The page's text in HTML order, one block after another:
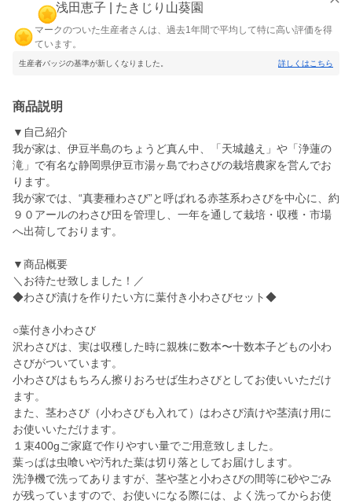
浅田恵子 | たきじり山葵園
マークのついた生産者さんは、過去1年間で平均して特に高い評価を得
ています。
生産者バッジの基準が新しくなりました。 詳しくはこちら
商品説明
▼自己紹介
我が家は、伊豆半島のちょうど真ん中、「天城越え」や「浄蓮の
滝」で有名な静岡県伊豆市湯ヶ島でわさびの栽培農家を営んでお
ります。
我が家では、“真妻種わさび”と呼ばれる赤茎系わさびを中心に、約
９０アールのわさび田を管理し、一年を通して栽培・収穫・市場
へ出荷しております。
▼商品概要
＼お待たせ致しました！／
◆わさび漬けを作りたい方に葉付き小わさびセット◆
○葉付き小わさび
沢わさびは、実は収穫した時に親株に数本〜十数本子どもの小わ
さびがついています。
小わさびはもちろん擦りおろせば生わさびとしてお使いいただけ
ます。
また、茎わさび（小わさびも入れて）はわさび漬けや茎漬け用に
お使いいただけます。
１束400gご家庭で作りやすい量でご用意致しました。
葉っぱは虫喰いや汚れた葉は切り落としてお届けします。
洗浄機で洗ってありますが、茎や茎と小わさびの間等に砂やごみ
が残っていますので、お使いになる際には、よく洗ってからお使